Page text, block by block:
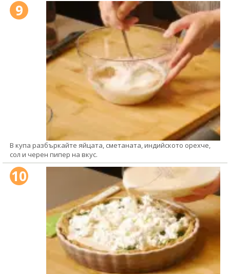
9
В купа разбъркайте яйцата, сметаната, индийското орехче,
сол и черен пипер на вкус.
10